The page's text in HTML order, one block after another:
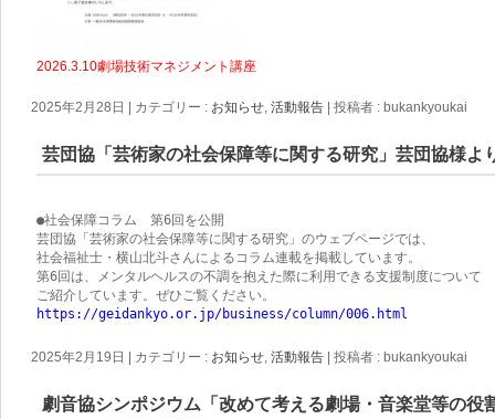
2026.3.10劇場技術マネジメント講座
2025年2月28日 カテゴリー : お知らせ ,活動報告 |投稿者 : bukankyoukai
芸団協「芸術家の社会保障等に関する研究」芸団協様よ
●社会保障コラム　第6回を公開
芸団協「芸術家の社会保障等に関する研究」のウェブページでは、
社会福祉士・横山北斗さんによるコラム連載を掲載しています。
第6回は、メンタルヘルスの不調を抱えた際に利用できる支援制度について
https://geidankyo.or.jp/business/column/006.html
2025年2月19日 カテゴリー : お知らせ ,活動報告 |投稿者 : bukankyoukai
劇音協シンポジウム「改めて考える劇場・音楽堂等の役